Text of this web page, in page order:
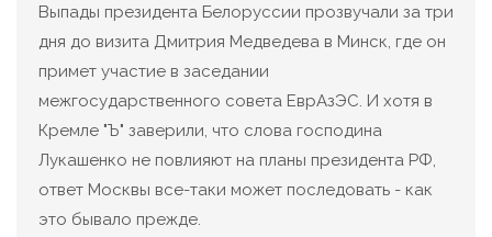
Выпады президента Белоруссии прозвучали за три
дня до визита Дмитрия Медведева в Минск, где он
примет участие в заседании
межгосударственного совета ЕврАзЭС. И хотя в
Кремле "Ъ" заверили, что слова господина
Лукашенко не повлияют на планы президента РФ,
ответ Москвы все-таки может последовать - как
это бывало прежде.